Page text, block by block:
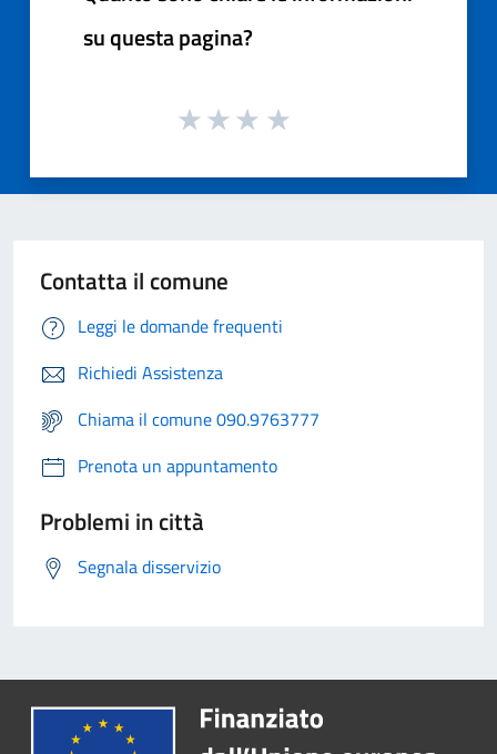
su questa pagina?
Contatta il comune
Leggi le domande frequenti
Richiedi Assistenza
Chiama il comune 090.9763777
Prenota un appuntamento
Problemi in città
Segnala disservizio